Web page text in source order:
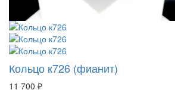
Кольцо к726 (фианит)
11 700 ₽